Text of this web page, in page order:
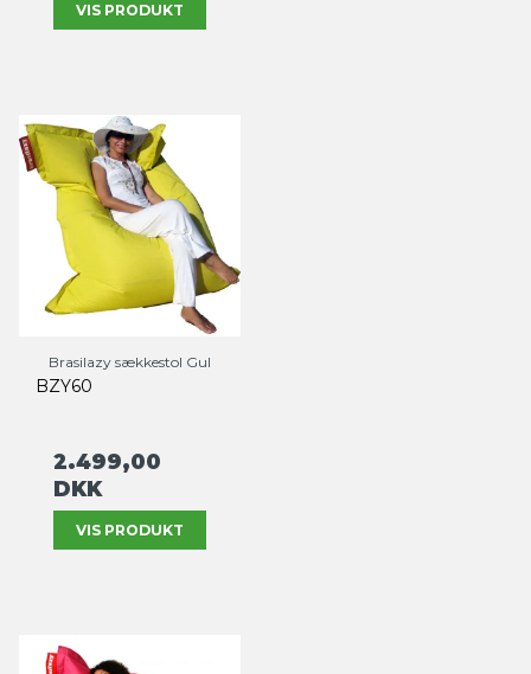
VIS PRODUKT
Brasilazy sækkestol Gul
BZY60
2.499,00
DKK
VIS PRODUKT